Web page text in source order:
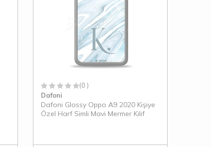
(0 )
Dafoni
Dafoni Glossy Oppo A9 2020 Kişiye
Özel Harf Simli Mavi Mermer Kılıf